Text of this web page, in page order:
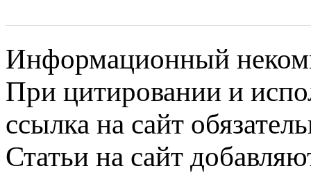
Информационный
При цитировании и
ссылка на сайт
Статьи на сайт